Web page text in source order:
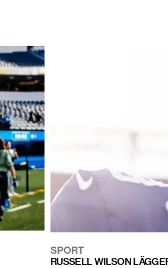
SPORT
RUSSELL WILSON